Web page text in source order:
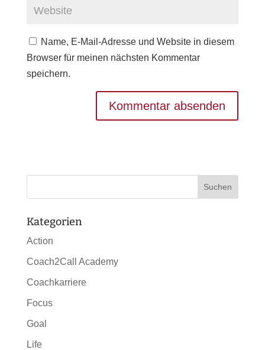
Name, E-Mail-Adresse und Website in diesem
Browser für meinen nächsten Kommentar
speichern.
Kategorien
Action
Coach2Call Academy
Coachkarriere
Focus
Goal
Life